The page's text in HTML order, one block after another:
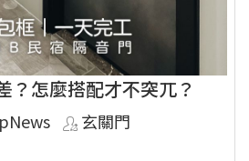
？怎麼搭配才不突兀？
玄關門